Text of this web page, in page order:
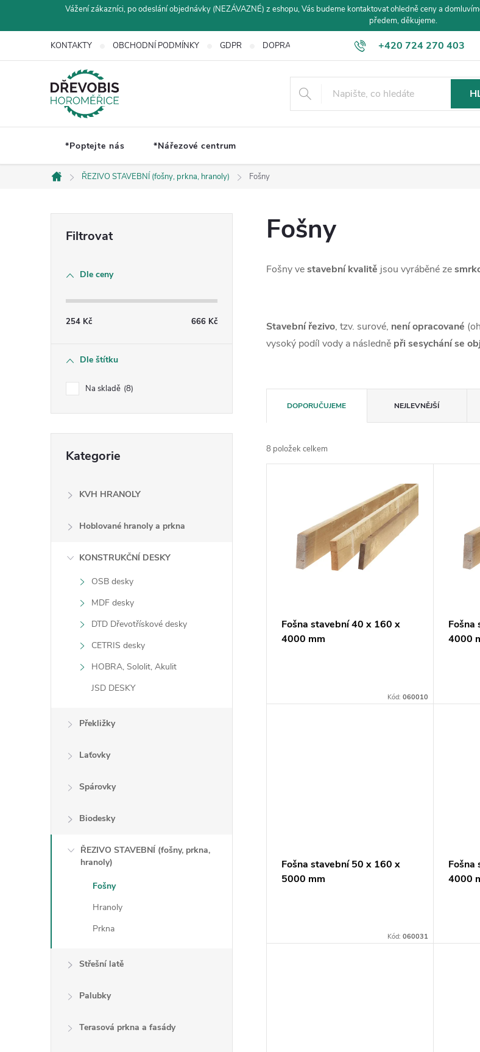
Vážení zákazníci, po odeslání objednávky (NEZÁVAZNÉ) z eshopu, Vás budeme kontaktovat ohledně ceny a
předem, děkujeme.
+420 724 270 403
KONTAKTY OBCHODNÍ PODMÍNKY GDPR DOPRAVA A PLATBA
*Poptejte nás *Nářezové centrum
Domů
ŘEZIVO STAVEBNÍ (fošny, prkna, hranoly) Fošny
n
n
Dle ceny
254 Kč 666 Kč
Dle štítku
Na skladě 8
kategorie
Kategorie
KVH HRANOLY
Hoblované hranoly a prkna
KONSTRUKČNÍ DESKY
OSB desky
MDF desky
DTD Dřevotřískové desky
CETRIS desky
HOBRA, Sololit, Akulit
JSD DESKY
Překližky
Laťovky
Spárovky
Biodesky
ŘEZIVO STAVEBNÍ (fošny, prkna,
hranoly)
Fošny
Hranoly
Prkna
Střešní latě
Palubky
Terasová prkna a fasády
Fošny
Fošny vestavební kvalitě jsou vyráběné ze
Stavební řezivo, tzv. surové, není opracované
vysoký podíl vody a následně při sesychání se
a
z
u
DOPORUČUJEME NEJLEVNĚJŠÍ
8 položek celkem
Fošna stavební 40 x 160 x
4000 mm
Kód:060010
Fošna
4000
Fošna stavební 50 x 160 x
5000 mm
Kód:060031
Fošna
4000